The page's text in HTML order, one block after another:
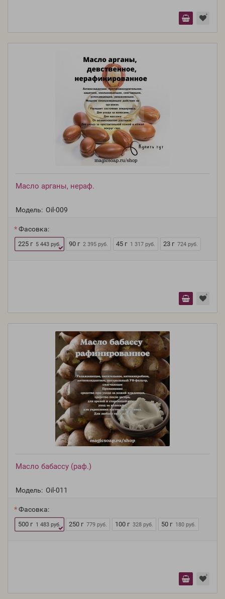
Масло арганы, нераф.
Модель: Oil-009
Фасовка:
225 г 5 443 руб. 90 г 2 395 руб. 45 г 1 317 руб. 23 г 724 руб.
Масло бабассу (раф.)
Модель: Oil-011
Фасовка:
500 г 1 483 руб. 250 г 779 руб. 100 г 328 руб. 50 г 180 руб.